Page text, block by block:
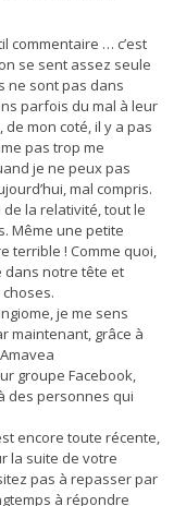
commentaire … c’est
se sent assez seule
ne sont pas dans
parfois du mal à leur
mon coté, il y a pas
pas trop me
je ne peux pas
mal compris.
la relativité, tout le
Même une petite
terrible ! Comme quoi,
dans notre tête et
je me sens
maintenant, grâce à
groupe Facebook,
des personnes qui
encore toute récente,
la suite de votre
pas à repasser par
à répondre